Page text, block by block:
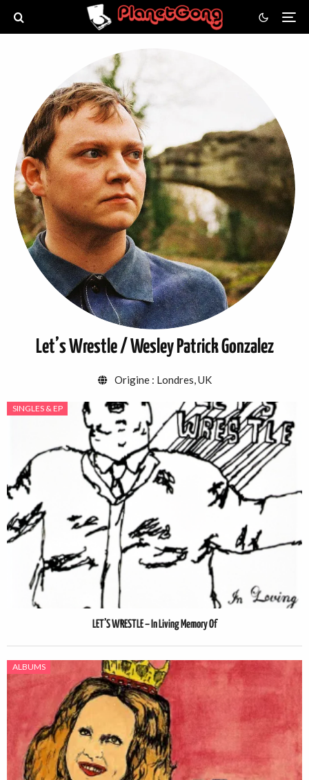
Let’s Wrestle / Wesley Patrick Gonzalez
Origine : Londres,UK
SINGLES & EP
LET’S WRESTLE – In Living Memory Of
ALBUMS